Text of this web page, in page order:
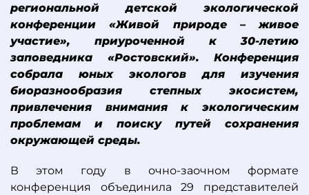
региональной детской экологической
конференции «Живой природе – живое
участие», приуроченной к 30-летию
заповедника «Ростовский». Конференция
собрала юных экологов для изучения
биоразнообразия степных экосистем,
привлечения внимания к экологическим
проблемам и поиску путей сохранения
окружающей среды.
В этом году в очно-заочном формате
конференция объединила 29 представителей